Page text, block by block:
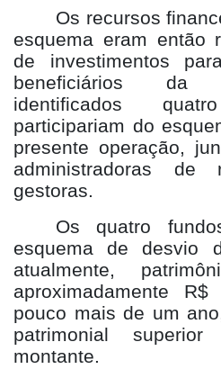
Os recursos
esquema eram então
de investimentos
beneficiários da
identificados
participariam do
presente operação,
administradoras
gestoras.
Os quatro
esquema de desvio
atualmente,
aproximadamente
pouco mais de um
patrimonial
montante.